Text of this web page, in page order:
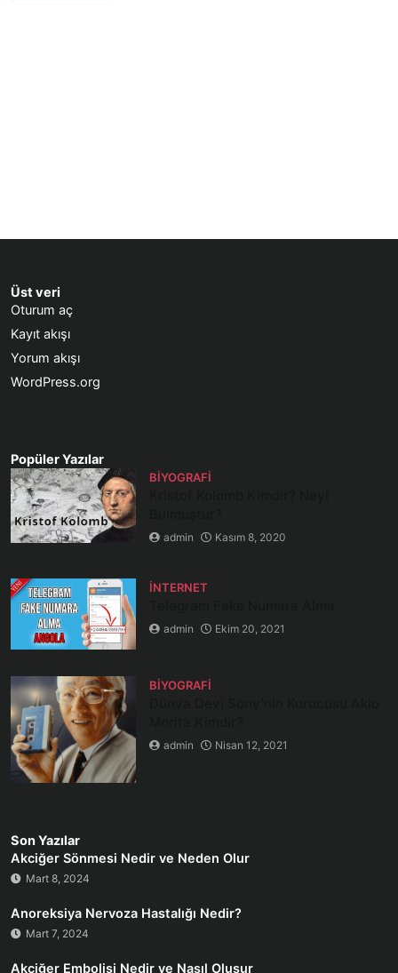
Üst veri
Oturum aç
Kayıt akışı
Yorum akışı
WordPress.org
Popüler Yazılar
BIYOGRAFI
admin Kasım 8, 2020
İNTERNET
admin Ekim 20, 2021
BIYOGRAFI
admin Nisan 12, 2021
Son Yazılar
Akciğer Sönmesi Nedir ve Neden Olur
Mart 8, 2024
Anoreksiya Nervoza Hastalığı Nedir?
Mart 7, 2024
Akciğer Embolisi Nedir ve Nasıl Oluşur